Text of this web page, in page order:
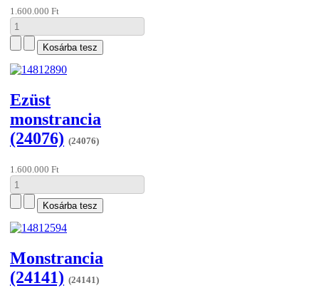
1.600.000 Ft
Ezüst
monstrancia
(24076) (24076)
1.600.000 Ft
Monstrancia
(24141) (24141)